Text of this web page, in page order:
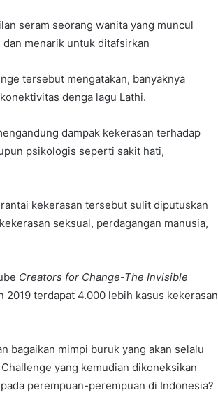
seram seorang wanita yang muncul
menarik untuk ditafsirkan
tersebut mengatakan, banyaknya
denga lagu Lathi.
dampak kekerasan terhadap
psikologis seperti sakit hati,
kekerasan tersebut sulit diputuskan
seksual, perdagangan manusia,
Creators for Change-The Invisible
2019 terdapat 4.000 lebih kasus kekerasan
bagaikan mimpi buruk yang akan selalu
yang kemudian dikoneksikan
perempuan-perempuan di Indonesia?